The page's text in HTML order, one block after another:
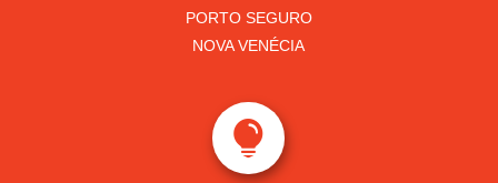
PORTO SEGURO
NOVA VENÉCIA
